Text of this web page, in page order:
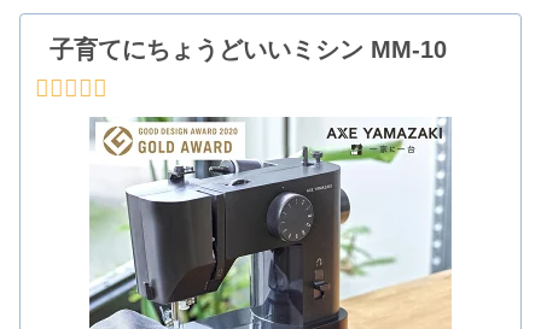
子育てにちょうどいいミシン MM-10